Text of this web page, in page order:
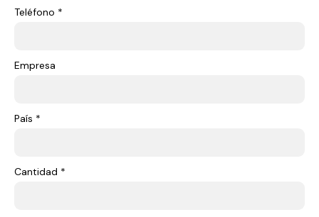
Teléfono *
Empresa
País *
Cantidad *